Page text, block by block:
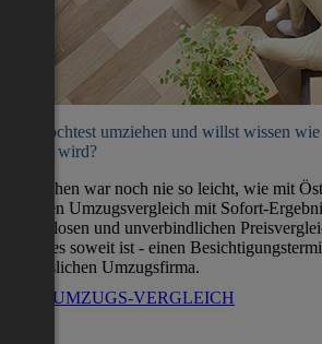
Du möchtest umziehen und willst wissen
kosten wird?
Umziehen war noch nie so leicht, wie mit
direkten Umzugsvergleich mit Sofort-
kostenlosen und unverbindlichen
wenn es soweit ist - einen
verlässlichen Umzugsfirma.
ZUM UMZUGS-VERGLEICH